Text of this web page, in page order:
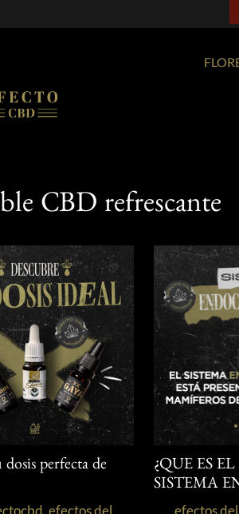
CBD refrescante
dosis perfecta de
,efectos del
¿QUE ES EL
SISTEMA
efectos